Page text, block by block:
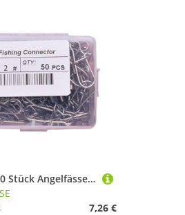
MISUVRSE 50 Stück Angelfässer, Schnurverbinder, rollende Wirbel, Angelhaken, Ringe, Edelstahl, Angelhaken, Köder, Angelzubehör
7,26 €